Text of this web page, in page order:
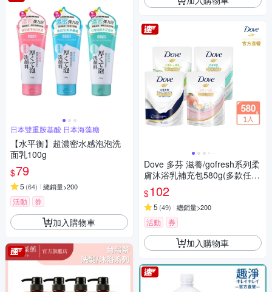
日本雙重胺基酸 日本海藻糖
【水平衡】超濃密水感泡泡洗
面乳100g
$79
5 (64) 總銷量>200
活動 券
加入購物車
Dove 多芬 滋養/gofresh系列柔
膚沐浴乳補充包580g(多款任
選)
$102
5 (49) 總銷量>200
活動 券
加入購物車